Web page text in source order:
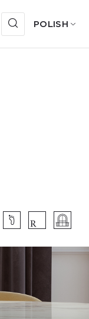
POLISH